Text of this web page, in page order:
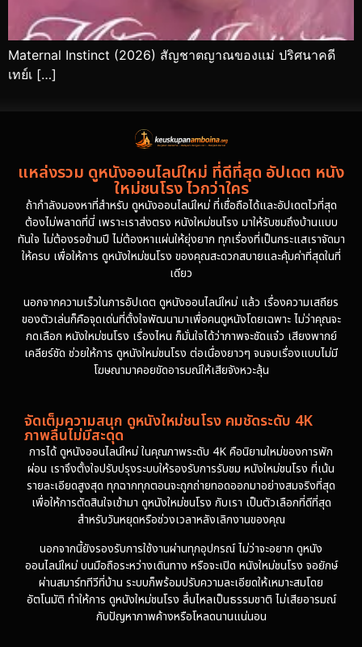
Maternal Instinct (2026) สัญชาตญาณของแม่ ปริศนาคดี
เทย์เ […]
แหล่งรวม ดูหนังออนไลน์ใหม่ ที่ดีที่สุด อัปเดต หนัง
ใหม่ชนโรง ไวกว่าใคร
ถ้ากำลังมองหาที่สำหรับ ดูหนังออนไลน์ใหม่ ที่เชื่อถือได้และอัปเดตไวที่สุด
ต้องไม่พลาดที่นี่ เพราะเราส่งตรง หนังใหม่ชนโรง มาให้รับชมถึงบ้านแบบ
ทันใจ ไม่ต้องรอข้ามปี ไม่ต้องหาแผ่นให้ยุ่งยาก ทุกเรื่องที่เป็นกระแสเราจัดมา
ให้ครบ เพื่อให้การ ดูหนังใหม่ชนโรง ของคุณสะดวกสบายและคุ้มค่าที่สุดในที่
เดียว
นอกจากความเร็วในการอัปเดต ดูหนังออนไลน์ใหม่ แล้ว เรื่องความเสถียร
ของตัวเล่นก็คือจุดเด่นที่ตั้งใจพัฒนามาเพื่อคนดูหนังโดยเฉพาะ ไม่ว่าคุณจะ
กดเลือก หนังใหม่ชนโรง เรื่องไหน ก็มั่นใจได้ว่าภาพจะชัดแจ๋ว เสียงพากย์
เคลียร์ชัด ช่วยให้การ ดูหนังใหม่ชนโรง ต่อเนื่องยาวๆ จนจบเรื่องแบบไม่มี
โฆษณามาคอยขัดอารมณ์ให้เสียจังหวะลุ้น
จัดเต็มความสนุก ดูหนังใหม่ชนโรง คมชัดระดับ 4K
ภาพลื่นไม่มีสะดุด
การได้ ดูหนังออนไลน์ใหม่ ในคุณภาพระดับ 4K คือนิยามใหม่ของการพัก
ผ่อน เราจึงตั้งใจปรับปรุงระบบให้รองรับการรับชม หนังใหม่ชนโรง ที่เน้น
รายละเอียดสูงสุด ทุกฉากทุกตอนจะถูกถ่ายทอดออกมาอย่างสมจริงที่สุด
เพื่อให้การตัดสินใจเข้ามา ดูหนังใหม่ชนโรง กับเรา เป็นตัวเลือกที่ดีที่สุด
สำหรับวันหยุดหรือช่วงเวลาหลังเลิกงานของคุณ
นอกจากนี้ยังรองรับการใช้งานผ่านทุกอุปกรณ์ ไม่ว่าจะอยาก ดูหนัง
ออนไลน์ใหม่ บนมือถือระหว่างเดินทาง หรือจะเปิด หนังใหม่ชนโรง จอยักษ์
ผ่านสมาร์ททีวีที่บ้าน ระบบก็พร้อมปรับความละเอียดให้เหมาะสมโดย
อัตโนมัติ ทำให้การ ดูหนังใหม่ชนโรง ลื่นไหลเป็นธรรมชาติ ไม่เสียอารมณ์
กับปัญหาภาพค้างหรือโหลดนานแน่นอน